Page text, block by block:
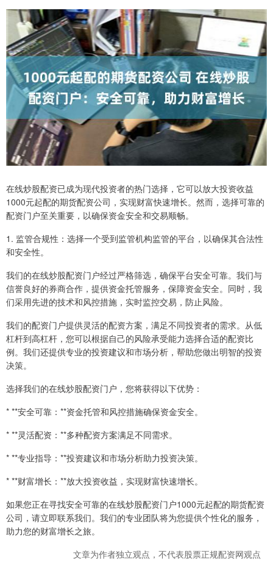
在线炒股配资已成为现代投资者的热门选择，它可以放大投资收益
1000元起配的期货配资公司，实现财富快速增长。然而，选择可靠的
配资门户至关重要，以确保资金安全和交易顺畅。
1. 监管合规性：选择一个受到监管机构监管的平台，以确保其合法性
和安全性。
我们的在线炒股配资门户经过严格筛选，确保平台安全可靠。我们与
信誉良好的券商合作，提供资金托管服务，保障资金安全。同时，我
们采用先进的技术和风控措施，实时监控交易，防止风险。
我们的配资门户提供灵活的配资方案，满足不同投资者的需求。从低
杠杆到高杠杆，您可以根据自己的风险承受能力选择合适的配资比
例。我们还提供专业的投资建议和市场分析，帮助您做出明智的投资
决策。
选择我们的在线炒股配资门户，您将获得以下优势：
* **安全可靠：**资金托管和风控措施确保资金安全。
* **灵活配资：**多种配资方案满足不同需求。
* **专业指导：**投资建议和市场分析助力投资决策。
* **财富增长：**放大投资收益，实现财富快速增长。
如果您正在寻找安全可靠的在线炒股配资门户1000元起配的期货配资
公司，请立即联系我们。我们的专业团队将为您提供个性化的服务，
助力您的财富增长之旅。
文章为作者独立观点，不代表股票正规配资网观点